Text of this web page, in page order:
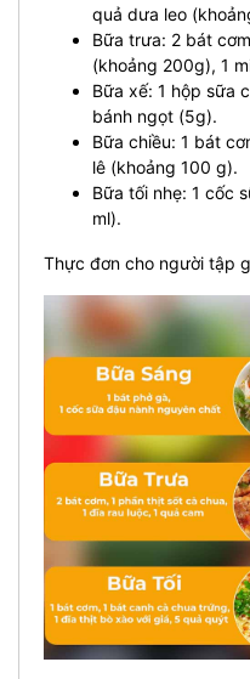
quả dưa leo
Bữa trưa: 2 bát
(khoảng 200g), 1
Bữa xế: 1 hộp sữa
bánh ngọt (5g).
Bữa chiều: 1 bát
lê (khoảng 100 g).
Bữa tối nhẹ: 1 cốc
ml).
Thực đơn cho người tập